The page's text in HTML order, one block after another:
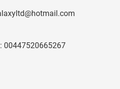
00447520665267